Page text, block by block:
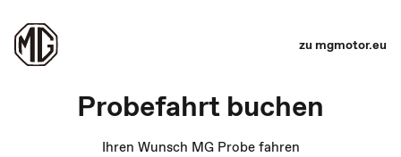
zu mgmotor.eu
Probefahrt buchen
Ihren Wunsch MG Probe fahren